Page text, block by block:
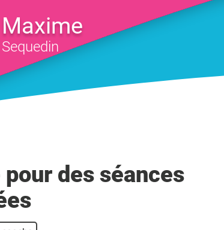
Maxime
Sequedin
des séances